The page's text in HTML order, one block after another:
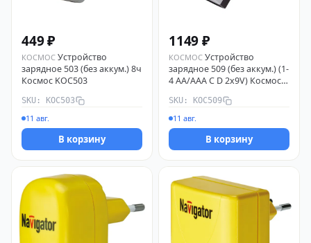
449 ₽
КОСМОС Устройство
зарядное 503 (без аккум.) 8ч
Космос KOC503
SKU: KOC503
11 авг.
В корзину
1149 ₽
КОСМОС Устройство
зарядное 509 (без аккум.) (1-
4 АА/ААА C D 2х9V) Космос
SKU: KOC509
11 авг.
В корзину